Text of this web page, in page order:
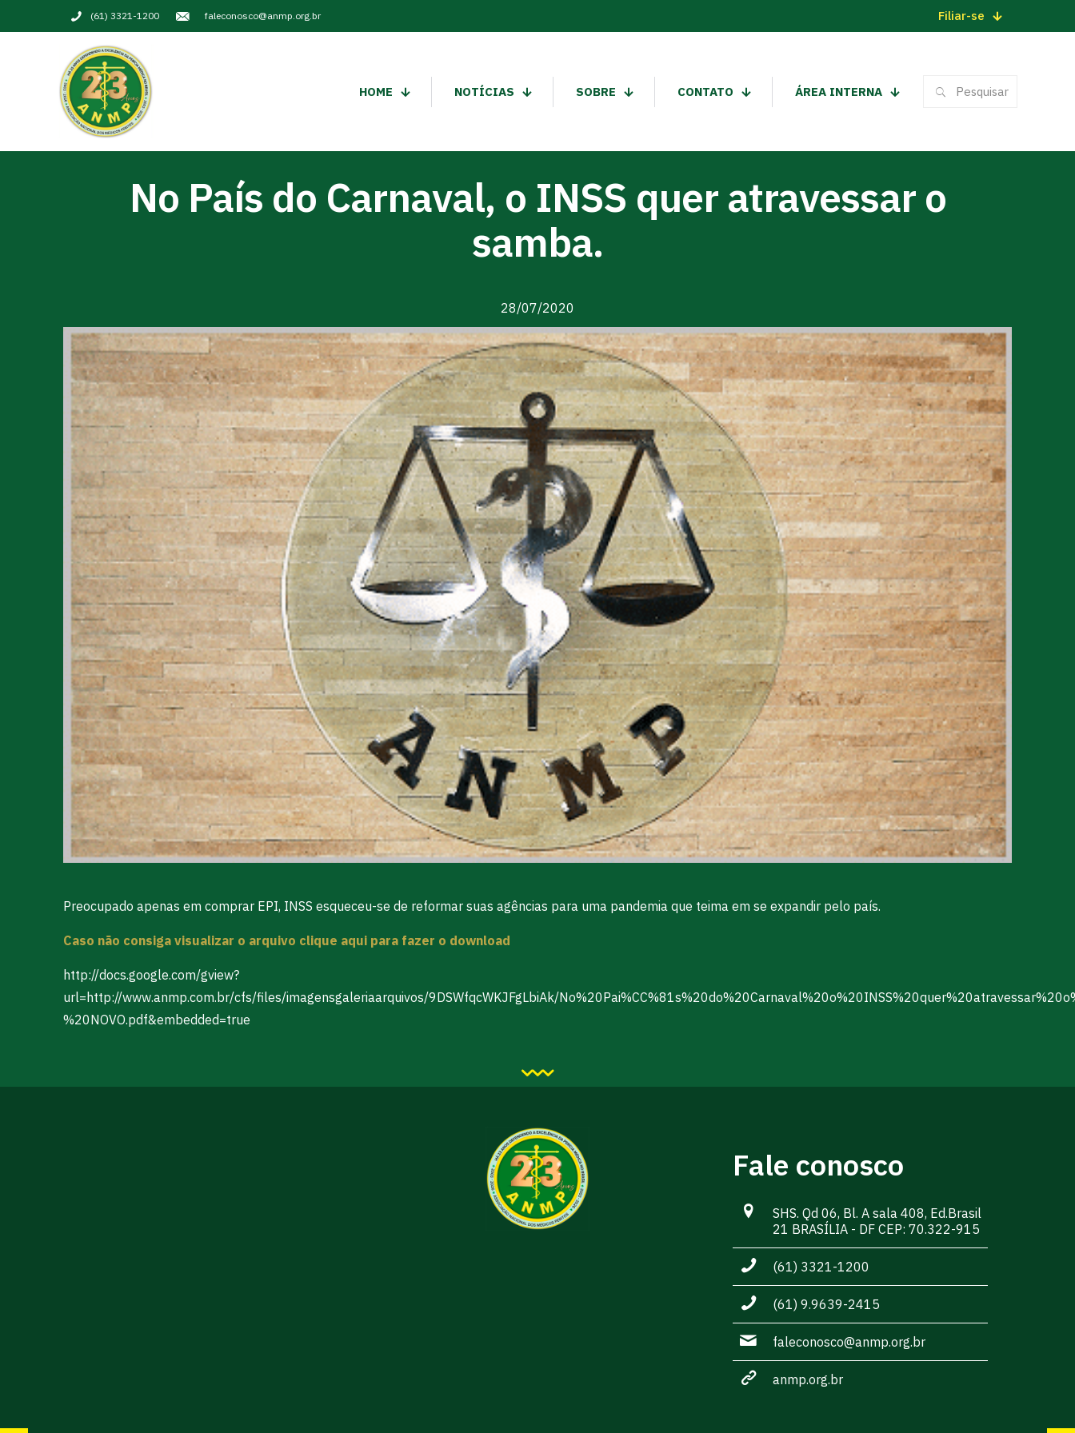
(61) 3321-1200 faleconosco@anmp.org.br Filiar-se
HOME NOTÍCIAS SOBRE CONTATO ÁREA INTERNA
No País do Carnaval, o INSS quer atravessar o
samba.
28/07/2020
Preocupado apenas em comprar EPI, INSS esqueceu-se de reformar suas agências para uma pandemia que teima em se expandir pelo país.
Caso não consiga visualizar o arquivo clique aqui para fazer o download
http://docs.google.com/gview?
url=http://www.anmp.com.br/cfs/files/imagensgaleriaarquivos/9DSWfqcWKJFgLbiAk/
%20NOVO.pdf&embedded=true
Fale conosco
SHS. Qd 06, Bl. A sala 408, Ed.Brasil
21 BRASÍLIA - DF CEP: 70.322-915
(61) 3321-1200
(61) 9.9639-2415
faleconosco@anmp.org.br
anmp.org.br